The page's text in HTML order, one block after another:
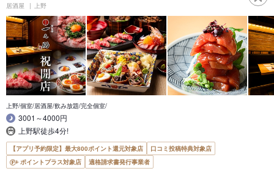
居酒屋 上野
上野/個室/居酒屋/飲み放題/完全個室/
3001～4000円
上野駅徒歩4分!
【アプリ予約限定】最大800ポイント還元対象店
口コミ投稿特典対象店
ポイントプラス対象店
適格請求書発行事業者